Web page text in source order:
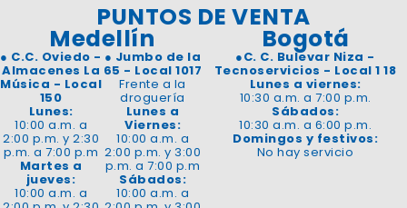
PUNTOS DE VENTA
Medellín
● C.C. Oviedo -
Almacenes La
Música - Local
150
Lunes:
10:00 a.m. a
2:00 p.m. y 2:30
p.m. a 7:00 p.m
Martes a
jueves:
10:00 a.m. a
● Jumbo de la
65 - Local 1017
Frente a la
droguería
Lunes a
Viernes:
10:00 a.m. a
2:00 p.m. y 3:00
p.m. a 7:00 p.m
Sábados:
10:00 a.m. a
Bogotá
●C. C. Bulevar Niza -
Tecnoservicios - Local 1 18
Lunes a viernes:
10:30 a.m. a 7:00 p.m.
Sábados:
10:30 a.m. a 6:00 p.m.
Domingos y festivos:
No hay servicio